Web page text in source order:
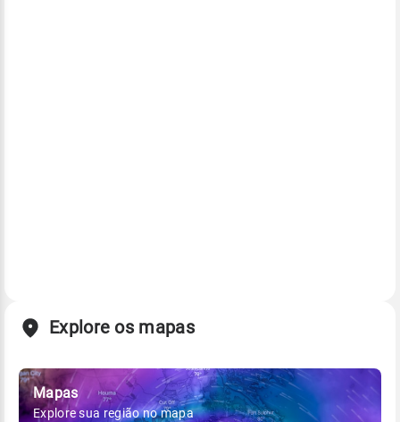
Explore os mapas
Mapas
Explore sua região no mapa